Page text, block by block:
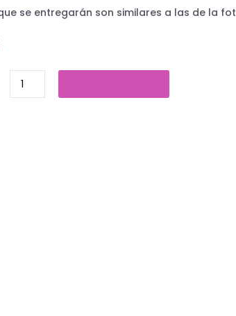
se entregarán son similares a las de la